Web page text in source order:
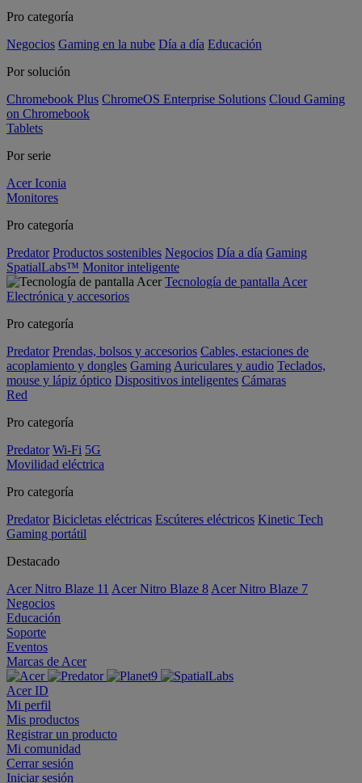
Pro categoría
Negocios Gaming en la nube Día a día Educación
Por solución
Chromebook Plus ChromeOS Enterprise Solutions Cloud Gaming
on Chromebook
Tablets
Por serie
Acer Iconia
Monitores
Pro categoría
Predator Productos sostenibles Negocios Día a día Gaming
SpatialLabs™ Monitor inteligente
Tecnología de pantalla Acer
Electrónica y accesorios
Pro categoría
Predator Prendas, bolsos y accesorios Cables, estaciones de
acoplamiento y dongles Gaming Auriculares y audio Teclados,
mouse y lápiz óptico Dispositivos inteligentes Cámaras
Red
Pro categoría
Predator Wi-Fi 5G
Movilidad eléctrica
Pro categoría
Predator Bicicletas eléctricas Escúteres eléctricos Kinetic Tech
Gaming portátil
Destacado
Acer Nitro Blaze 11 Acer Nitro Blaze 8 Acer Nitro Blaze 7
Negocios
Educación
Soporte
Eventos
Marcas de Acer
Acer ID
Mi perfil
Mis productos
Registrar un producto
Mi comunidad
Cerrar sesión
Iniciar sesión